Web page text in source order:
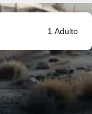
1 Adulto